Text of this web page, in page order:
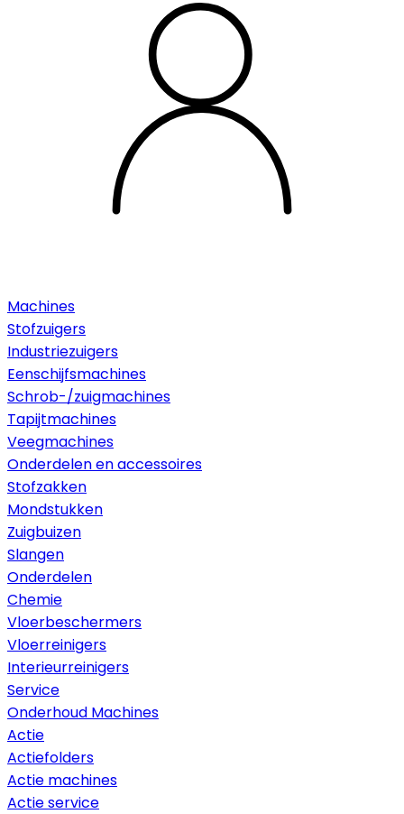
Machines
Stofzuigers
Industriezuigers
Eenschijfsmachines
Schrob-/zuigmachines
Tapijtmachines
Veegmachines
Onderdelen en accessoires
Stofzakken
Mondstukken
Zuigbuizen
Slangen
Onderdelen
Chemie
Vloerbeschermers
Vloerreinigers
Interieurreinigers
Service
Onderhoud Machines
Actie
Actiefolders
Actie machines
Actie service